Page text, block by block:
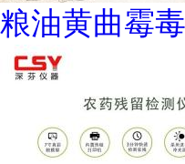
粮油黄曲霉